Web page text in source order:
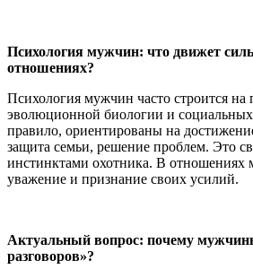
Психология мужчин: что движет
отношениях?
Психология мужчин часто строится на
эволюционной биологии и
правило, ориентированы на
защита семьи, решение проблем. Это
инстинктами охотника. В
уважение и признание своих усилий.
Актуальный вопрос: почему
разговоров»?